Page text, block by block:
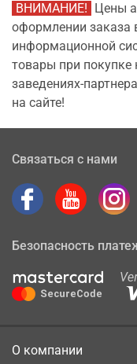
ВНИМАНИЕ! Цены
оформлении заказа
информационной
товары при покупке
заведениях-
на сайте!
Связаться с нами
Безопасность
О компании